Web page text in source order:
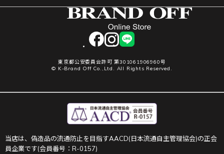
facebookinstagram
LINE
東京都公安委員会許可 第301061906960号
© K-Brand Off Co.,Ltd. All Rights Reserved.
当店は、偽造品の流通防止を目指すAACD(日本流通自主管理協会)の正会
員企業です(会員番号：R-0157)